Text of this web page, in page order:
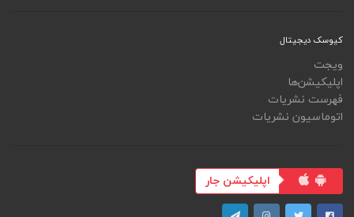
کیوسک دیجیتال
ویجت
اپلیکیشن‌ها
فهرست نشریات
اتوماسیون نشریات
اپلیکیشن جار